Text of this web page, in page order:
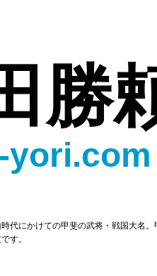
勝
yori.com
代にかけての甲斐の武将・戦国大名
す。